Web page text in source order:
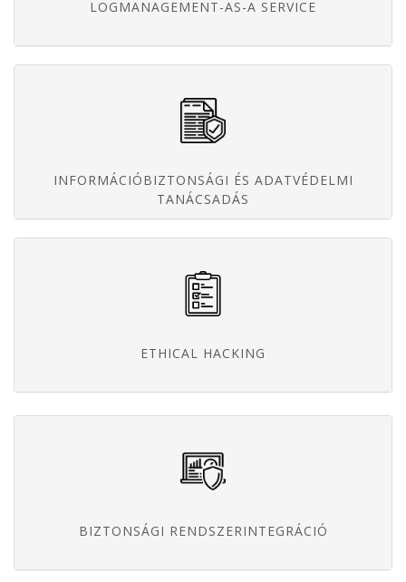
LOGMANAGEMENT-AS-A SERVICE
INFORMÁCIÓBIZTONSÁGI ÉS ADATVÉDELMI
TANÁCSADÁS
ETHICAL HACKING
BIZTONSÁGI RENDSZERINTEGRÁCIÓ